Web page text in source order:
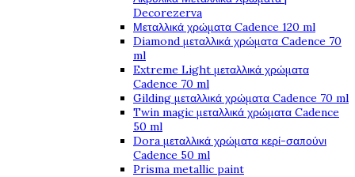
Decorezerva
Μεταλλικά χρώματα Cadence 120 ml
Diamond μεταλλικά χρώματα Cadence 70
ml
Extreme Light μεταλλικά χρώματα
Cadence 70 ml
Gilding μεταλλικά χρώματα Cadence 70 ml
Twin magic μεταλλικά χρώματα Cadence
50 ml
Dora μεταλλικά χρώματα κερί-σαπούνι
Cadence 50 ml
Prisma metallic paint